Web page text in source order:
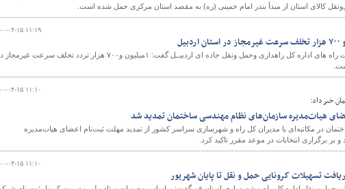
کالای استان از مبدأ بندر امام خمینی (ره) به مقصد استان مرکزی حمل شده است.
۱۴۰۰-۰۴-۱۵
رئیس مرکز مدیریت راه های اداره کل راهداری وحمل ونقل جاده ای اردبیــل گفت: ۱میلیون و۷۰۰ هزار تردد تخلف سرعت غیرمجاز
۱۴۰۰-۰۴-۱۵
خبر داد:
هیات‌مدیره سازمان‌های نظام مهندسی ساختمان تمدید شد
در مکاتبه‌ای با مدیران کل راه و شهرسازی سراسر کشور از تمدید مهلت ثبت‌نام اعضای هیات‌مدیره
برگزاری انتخابات در موعد مقرر تاکید کرد.
۱۴۰۰-۰۴-۱۵
تسهیلات کرونایی حمل و نقل تا پایان شهریور